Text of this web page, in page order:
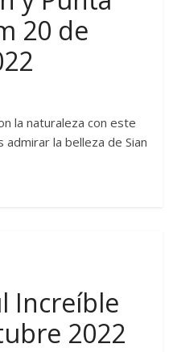
20 de
la naturaleza con este
la belleza de Sian
Increíble
2022